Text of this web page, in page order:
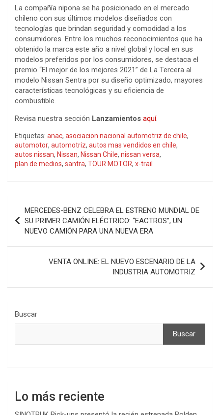
La compañía nipona se ha posicionado en el mercado
chileno con sus últimos modelos diseñados con
tecnologías que brindan seguridad y comodidad a los
consumidores. Entre los muchos reconocimientos que ha
obtenido la marca este año a nivel global y local en sus
modelos preferidos por los consumidores, se destaca el
premio “El mejor de los mejores 2021” de La Tercera al
modelo Nissan Sentra por su diseño optimizado, mayores
características tecnológicas y su eficiencia de
combustible.
Revisa nuestra sección Lanzamientos aquí.
Etiquetas: anac, asociacion nacional automotriz de chile,
automotor, automotriz, autos mas vendidos en chile,
autos nissan, Nissan, Nissan Chile, nissan versa,
plan de medios, santra, TOUR MOTOR, x-trail
de
entradas
MERCEDES-BENZ CELEBRA EL ESTRENO MUNDIAL DE
SU PRIMER CAMIÓN ELÉCTRICO: “EACTROS”, UN
NUEVO CAMIÓN PARA UNA NUEVA ERA
VENTA ONLINE: EL NUEVO ESCENARIO DE LA
INDUSTRIA AUTOMOTRIZ
Buscar
Buscar
Lo más reciente